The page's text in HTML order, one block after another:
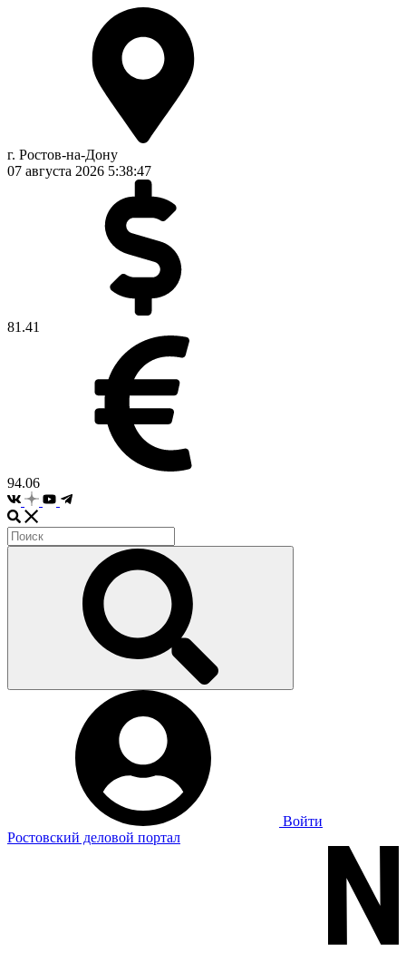
г. Ростов-на-Дону
07 августа 2026 5:38:48
81.41
94.06
Войти
Ростовский деловой портал